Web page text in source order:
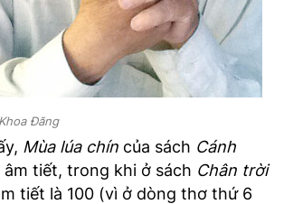
Đăng
Mùa lúa chín của sách Cánh
âm tiết, trong khi ở sách Chân trời
tiết là 100 (vì ở dòng thơ thứ 6